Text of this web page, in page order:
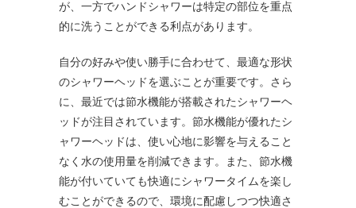
が、一方でハンドシャワーは特定の部位を重点
的に洗うことができる利点があります。
自分の好みや使い勝手に合わせて、最適な形状
のシャワーヘッドを選ぶことが重要です。さら
に、最近では節水機能が搭載されたシャワーヘ
ッドが注目されています。節水機能が優れたシ
ャワーヘッドは、使い心地に影響を与えること
なく水の使用量を削減できます。また、節水機
能が付いていても快適にシャワータイムを楽し
むことができるので、環境に配慮しつつ快適さ